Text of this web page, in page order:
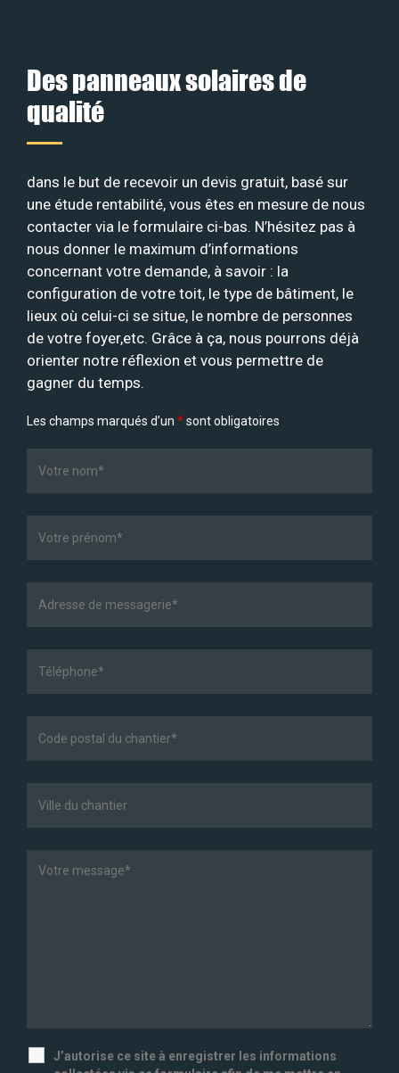
Des panneaux solaires de
qualité
dans le but de recevoir un devis gratuit, basé sur
une étude rentabilité, vous êtes en mesure de nous
contacter via le formulaire ci-bas. N’hésitez pas à
nous donner le maximum d’informations
concernant votre demande, à savoir : la
configuration de votre toit, le type de bâtiment, le
lieux où celui-ci se situe, le nombre de personnes
de votre foyer,etc. Grâce à ça, nous pourrons déjà
orienter notre réflexion et vous permettre de
gagner du temps.
Les champs marqués d’un *sont obligatoires
J’autorise ce site à enregistrer les informations